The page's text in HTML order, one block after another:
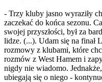
- Trzy kluby jasno wyraziły
zaczekać do końca sezonu.
swojej przyszłości, był za
lidze. (...). Udam się na finał
rozmowy z klubami, które
rozmów z West Hamem i
nigdy nie wiadomo.
ubiegają się o niego -